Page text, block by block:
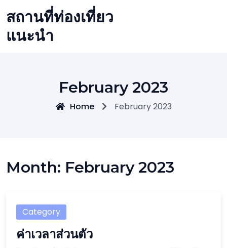
to
content
สถานที่ท่องเที่ยว
แนะนำ
February 2023
Home February 2023
Month: February 2023
Category
ค่าเวลาส่วนตัว